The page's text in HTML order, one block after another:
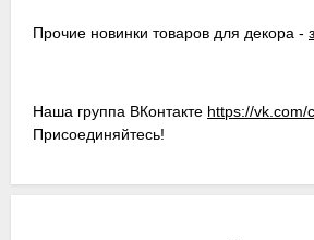
Прочие новинки товаров для декора -
Наша группа ВКонтакте https://vk.com/
Присоединяйтесь!